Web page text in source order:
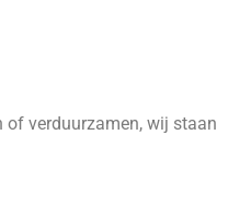
of verduurzamen, wij staan